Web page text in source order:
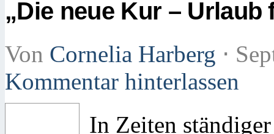
„Die neue Kur –
Von Cornelia Harberg ⋅
Kommentar hinterlassen
In Zeiten